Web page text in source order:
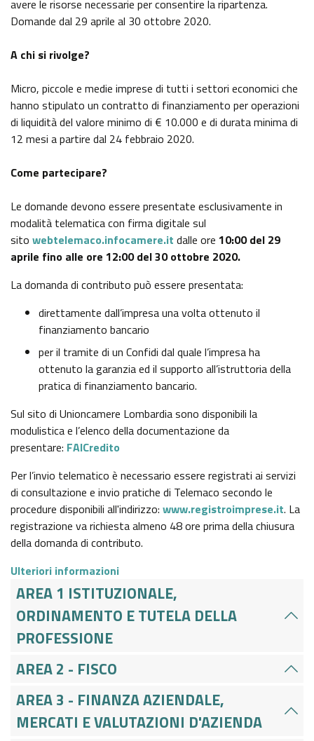
avere le risorse necessarie per consentire la ripartenza.
Domande dal 29 aprile al 30 ottobre 2020.
A chi si rivolge?
Micro, piccole e medie imprese di tutti i settori economici che
hanno stipulato un contratto di finanziamento per operazioni
di liquidità del valore minimo di € 10.000 e di durata minima di
12 mesi a partire dal 24 febbraio 2020.
Come partecipare?
Le domande devono essere presentate esclusivamente in
modalità telematica con firma digitale sul
sito webtelemaco.infocamere.it dalle ore 10:00 del 29
aprile fino alle ore 12:00 del 30 ottobre 2020.
La domanda di contributo può essere presentata:
direttamente dall’impresa una volta ottenuto il
finanziamento bancario
per il tramite di un Confidi dal quale l’impresa ha
ottenuto la garanzia ed il supporto all’istruttoria della
pratica di finanziamento bancario.
Sul sito di Unioncamere Lombardia sono disponibili la
modulistica e l’elenco della documentazione da
presentare: FAICredito
Per l’invio telematico è necessario essere registrati ai servizi
di consultazione e invio pratiche di Telemaco secondo le
procedure disponibili all'indirizzo: www.registroimprese.it. La
registrazione va richiesta almeno 48 ore prima della chiusura
della domanda di contributo.
Ulteriori informazioni
AREA 1 ISTITUZIONALE,
ORDINAMENTO E TUTELA DELLA
PROFESSIONE
AREA 2 - FISCO
AREA 3 - FINANZA AZIENDALE,
MERCATI E VALUTAZIONI D'AZIENDA
SERVIZI EROGATI
PAGAMENTI DELL'AMMINISTRAZIONE
ALTRI CONTENUTI - CORRUZIONE
ALTRI CONTENUTI - ACCESSO CIVICO
OPERE PUBBLICHE
GAZZETTA UFFICIALE